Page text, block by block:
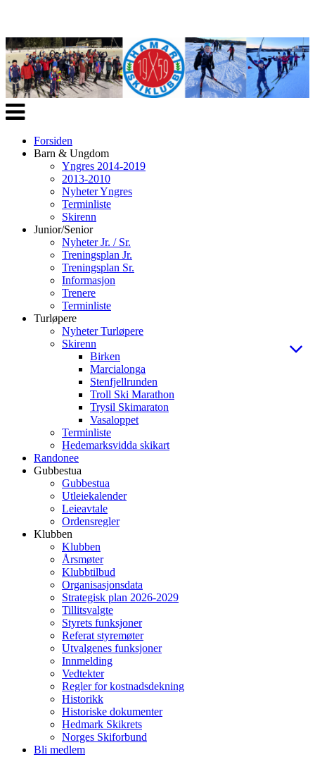
Veksle
navigasjon
Forsiden
Barn & Ungdom
Yngres 2014-2019
2013-2010
Nyheter Yngres
Terminliste
Skirenn
Junior/Senior
Nyheter Jr. / Sr.
Treningsplan Jr.
Treningsplan Sr.
Informasjon
Trenere
Terminliste
Turløpere
Nyheter Turløpere
Skirenn
Birken
Marcialonga
Stenfjellrunden
Troll Ski Marathon
Trysil Skimaraton
Vasaloppet
Terminliste
Hedemarksvidda skikart
Randonee
Gubbestua
Gubbestua
Utleiekalender
Leieavtale
Ordensregler
Klubben
Klubben
Årsmøter
Klubbtilbud
Organisasjonsdata
Strategisk plan 2026-2029
Tillitsvalgte
Styrets funksjoner
Referat styremøter
Utvalgenes funksjoner
Innmelding
Vedtekter
Regler for kostnadsdekning
Historikk
Historiske dokumenter
Hedmark Skikrets
Norges Skiforbund
Bli medlem